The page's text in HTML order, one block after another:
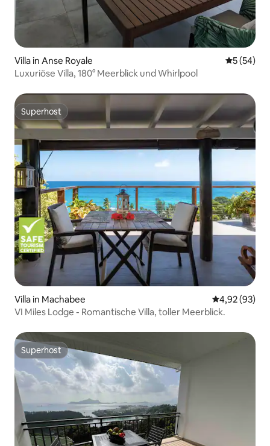
Villa in Anse Royale
5 (54)
Luxuriöse Villa, 180° Meerblick und Whirlpool
Superhost
Superhost
Villa in Machabee
4,92 (93)
VI Miles Lodge - Romantische Villa, toller Meerblick.
Superhost
Superhost